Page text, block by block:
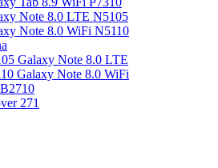
Note 8.0 LTE N5105
Note 8.0 WiFi N5110
Galaxy Note 8.0 LTE
Galaxy Note 8.0 WiFi
271